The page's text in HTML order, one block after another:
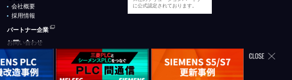
会社概要
採用情報
パートナー企業
お問い合わせ
に公式認定されております。